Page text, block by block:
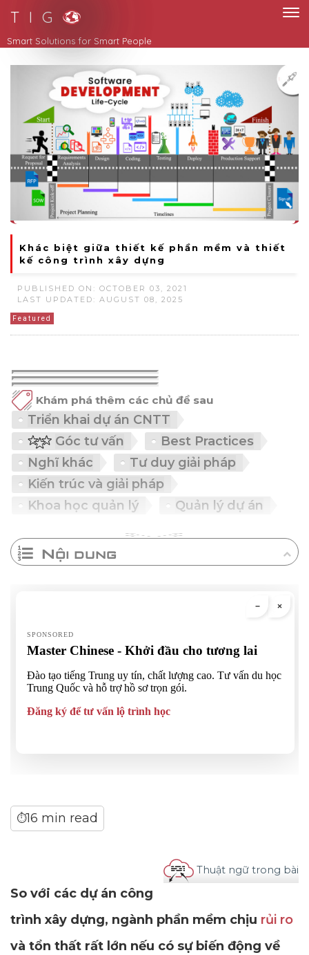
T I G
Smart Solutions for Smart People
Khác biệt giữa thiết kế phần mềm và thiết
kế công trình xây dựng
PUBLISHED ON: OCTOBER 03, 2021
LAST UPDATED: AUGUST 08, 2025
Featured
Khám phá thêm các chủ đề sau
Triển khai dự án CNTT
Góc tư vấn
Best Practices
Nghĩ khác
Tư duy giải pháp
Kiến trúc và giải pháp
Khoa học quản lý
Quản lý dự án
Nội dung
⏱16 min read
Thuật ngữ trong bài
So với các dự án công
trình xây dựng, ngành phần mềm chịu rủi ro
và tổn thất rất lớn nếu có sự biến động về